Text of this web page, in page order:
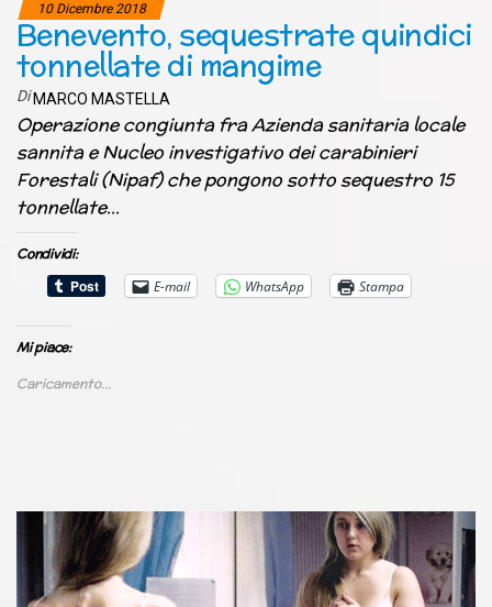
10 Dicembre 2018
Benevento, sequestrate quindici
tonnellate di mangime
Di MARCO MASTELLA
Operazione congiunta fra Azienda sanitaria locale
sannita e Nucleo investigativo dei carabinieri
Forestali (Nipaf) che pongono sotto sequestro 15
tonnellate…
Condividi:
E-mail
WhatsApp Stampa
Mi piace:
Caricamento...